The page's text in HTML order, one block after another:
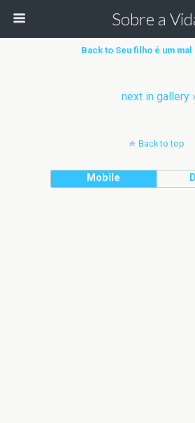
Sobre a
Back to Seu filho é um
next in gallery
Back to top
Mobile